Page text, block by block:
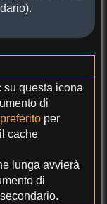
su questa icona
di
per
cache
lunga avvierà
di
secondario.